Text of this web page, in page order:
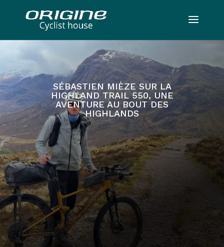
SÉBASTIEN MIÈZE SUR LA
HIGHLAND TRAIL 550, UNE
AVENTURE AU BOUT DES
HIGHLANDS